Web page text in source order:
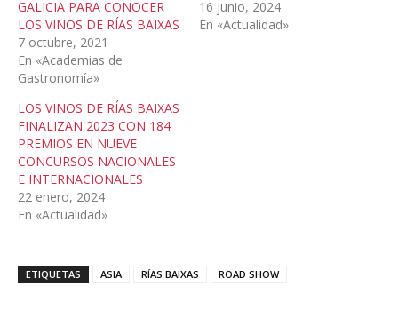
GALICIA PARA CONOCER
LOS VINOS DE RÍAS BAIXAS
7 octubre, 2021
En «Academias de
Gastronomía»
16 junio, 2024
En «Actualidad»
LOS VINOS DE RÍAS BAIXAS
FINALIZAN 2023 CON 184
PREMIOS EN NUEVE
CONCURSOS NACIONALES
E INTERNACIONALES
22 enero, 2024
En «Actualidad»
ETIQUETAS ASIA RÍAS BAIXAS ROAD SHOW